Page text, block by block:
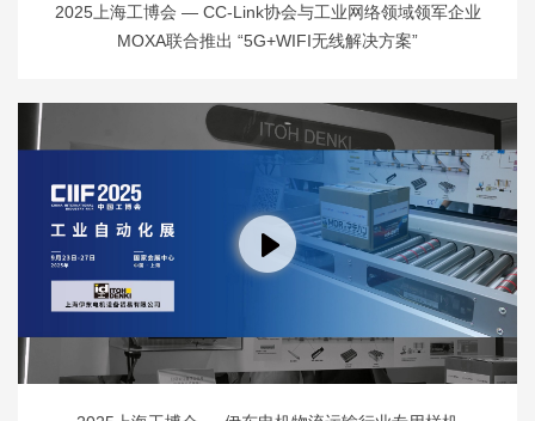
2025上海工博会 — CC-Link协会与工业网络领域领军企业
MOXA联合推出 “5G+WIFI无线解决方案”